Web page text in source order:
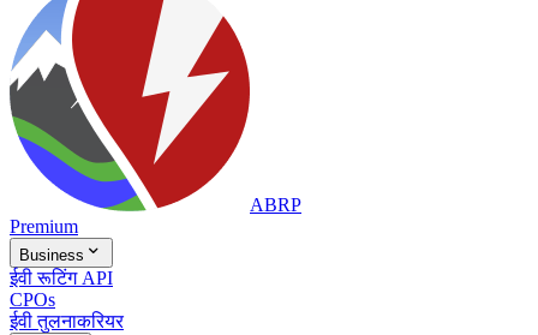
ABRP
Premium
Business 
ईवी रूटिंग API
CPOs
ईवी तुलनाकरियर